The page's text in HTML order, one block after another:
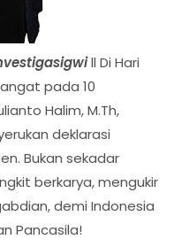
ll Di Hari
pada 10
Halim, M.Th,
deklarasi
Bukan sekadar
berkarya, mengukir
demi Indonesia
Pancasila!